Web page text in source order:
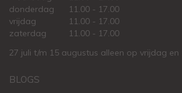
donderdag
11.00 - 17.00
vrijdag
11.00 - 17.00
zaterdag
11.00 - 17.00
27 juli t/m 15 augustus alleen op vrijdag
BLOGS